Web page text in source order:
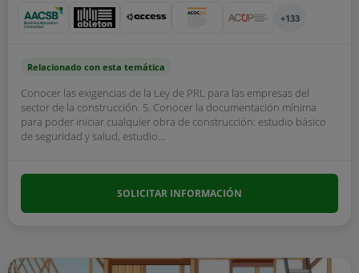
+133
Relacionado con esta temática
Conocer las exigencias de la Ley de PRL para las empresas del
sector de la construcción. 5. Conocer la documentación mínima
para poder iniciar cualquier obra de construcción: estudio básico
de seguridad y salud, estudio...
SOLICITAR INFORMACIÓN